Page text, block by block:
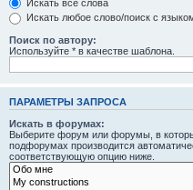
Искать все слова
Искать любое слово/поиск с
Поиск по автору:
Используйте * в качестве шаблона.
ПАРАМЕТРЫ ЗАПРОСА
Искать в форумах:
Выберите форум или форумы, в
подфорумах производится
соответствующую опцию ниже.